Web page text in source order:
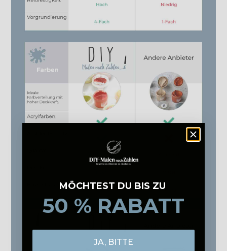
MÖCHTEST DU BIS ZU
50 % RABATT
JA, BITTE